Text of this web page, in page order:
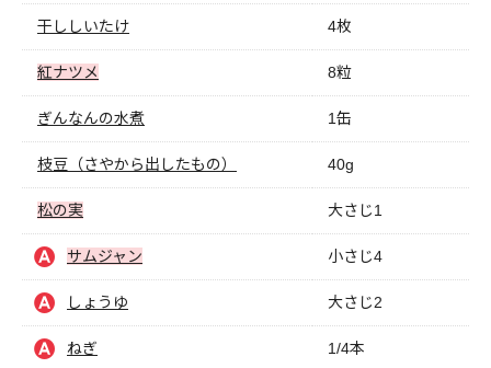
干ししいたけ 4枚
紅ナツメ 8粒
ぎんなんの水煮 1缶
枝豆（さやから出したもの） 40g
松の実 大さじ1
サムジャン 小さじ4
しょうゆ 大さじ2
ねぎ 1/4本